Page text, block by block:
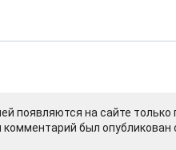
появляются на сайте только
был опубликован